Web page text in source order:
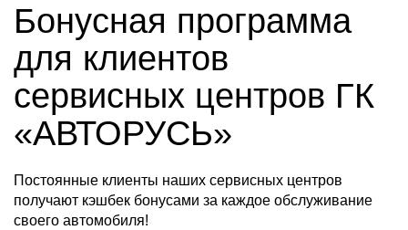
Бонусная программа
для клиентов
сервисных центров ГК
«АВТОРУСЬ»
Постоянные клиенты наших сервисных центров
получают кэшбек бонусами за каждое обслуживание
своего автомобиля!